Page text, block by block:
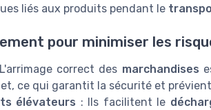
liés aux produits pendant le
pour minimiser les
correct des marchandises
ce qui garantit la sécurité et
élévateurs : Ils facilitent le